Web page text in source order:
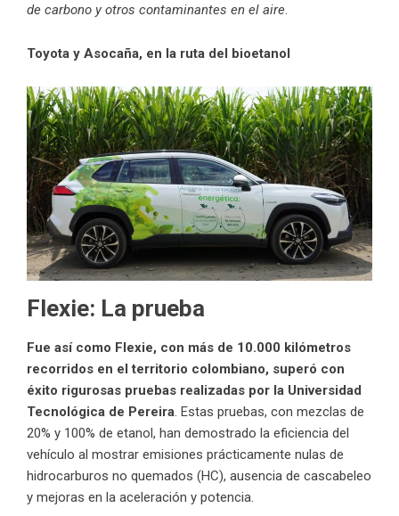
de carbono y otros contaminantes en el aire
Toyota y Asocaña, en la ruta del bioetanol
Flexie: La prueba
Fue así como Flexie, con más de 10.000 kilómetros
recorridos en el territorio colombiano, superó con
éxito rigurosas pruebas realizadas por la Universidad
Tecnológica de Pereira. Estas pruebas, con mezclas de
20% y 100% de etanol, han demostrado la eficiencia del
vehículo al mostrar emisiones prácticamente nulas de
hidrocarburos no quemados (HC), ausencia de cascabeleo
y mejoras en la aceleración y potencia.